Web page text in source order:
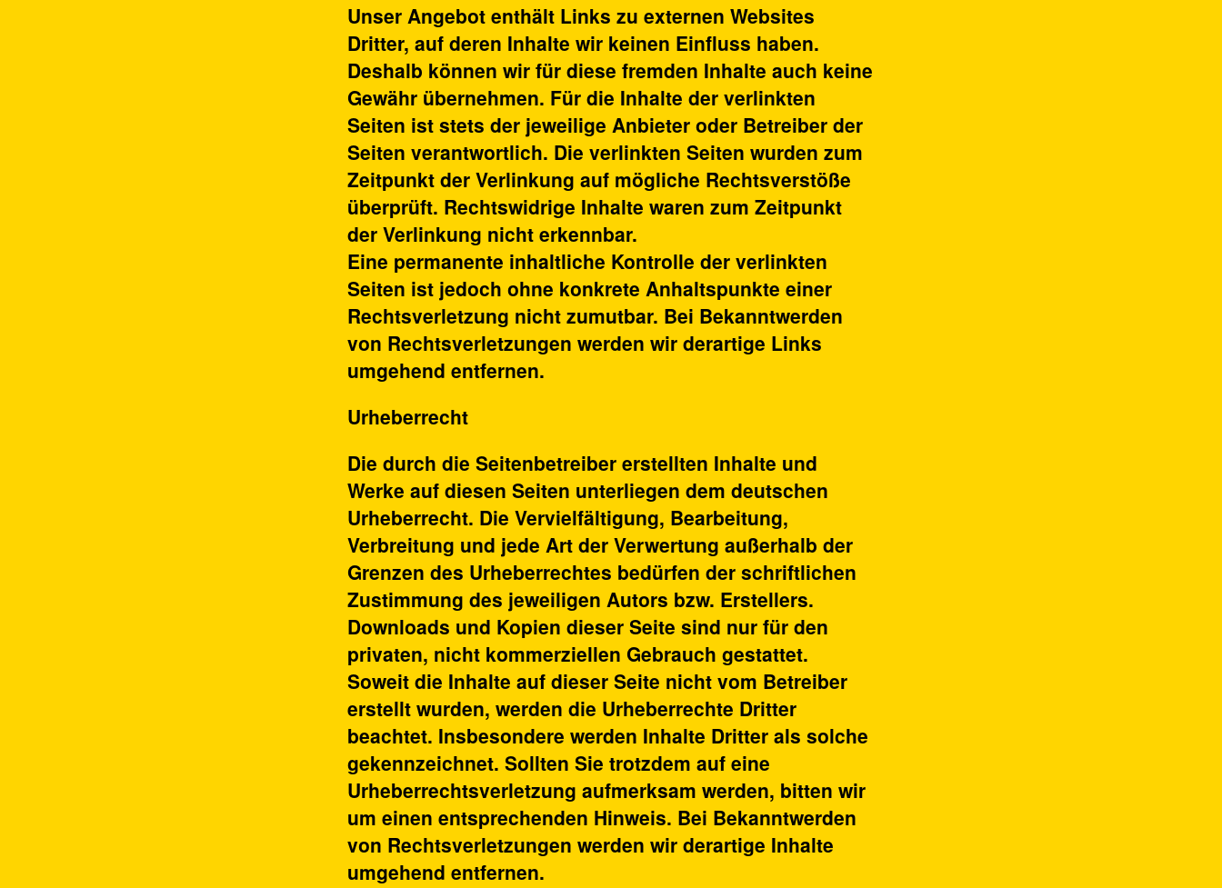
Unser Angebot enthält Links zu externen Websites
Dritter, auf deren Inhalte wir keinen Einfluss haben.
Deshalb können wir für diese fremden Inhalte auch keine
Gewähr übernehmen. Für die Inhalte der verlinkten
Seiten ist stets der jeweilige Anbieter oder Betreiber der
Seiten verantwortlich. Die verlinkten Seiten wurden zum
Zeitpunkt der Verlinkung auf mögliche Rechtsverstöße
überprüft. Rechtswidrige Inhalte waren zum Zeitpunkt
der Verlinkung nicht erkennbar.
Eine permanente inhaltliche Kontrolle der verlinkten
Seiten ist jedoch ohne konkrete Anhaltspunkte einer
Rechtsverletzung nicht zumutbar. Bei Bekanntwerden
von Rechtsverletzungen werden wir derartige Links
umgehend entfernen.
Urheberrecht
Die durch die Seitenbetreiber erstellten Inhalte und
Werke auf diesen Seiten unterliegen dem deutschen
Urheberrecht. Die Vervielfältigung, Bearbeitung,
Verbreitung und jede Art der Verwertung außerhalb der
Grenzen des Urheberrechtes bedürfen der schriftlichen
Zustimmung des jeweiligen Autors bzw. Erstellers.
Downloads und Kopien dieser Seite sind nur für den
privaten, nicht kommerziellen Gebrauch gestattet.
Soweit die Inhalte auf dieser Seite nicht vom Betreiber
erstellt wurden, werden die Urheberrechte Dritter
beachtet. Insbesondere werden Inhalte Dritter als solche
gekennzeichnet. Sollten Sie trotzdem auf eine
Urheberrechtsverletzung aufmerksam werden, bitten wir
um einen entsprechenden Hinweis. Bei Bekanntwerden
von Rechtsverletzungen werden wir derartige Inhalte
umgehend entfernen.